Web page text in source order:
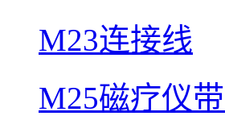
M23连接线
M25磁疗仪